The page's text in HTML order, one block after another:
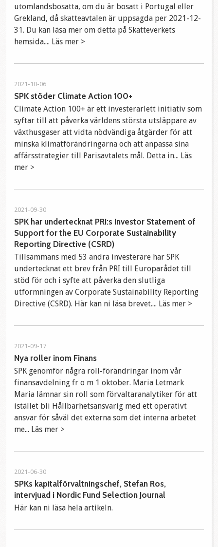
utomlandsbosatta, om du är bosatt i Portugal eller
Grekland, då skatteavtalen är uppsagda per 2021-12-
31. Du kan läsa mer om detta på Skatteverkets
hemsida.... Läs mer >
2021-10-06
SPK stöder Climate Action 100+
Climate Action 100+ är ett investerarlett initiativ som
syftar till att påverka världens största utsläppare av
växthusgaser att vidta nödvändiga åtgärder för att
minska klimatförändringarna och att anpassa sina
affärsstrategier till Parisavtalets mål. Detta in... Läs
mer >
2021-09-30
SPK har undertecknat PRI:s Investor Statement of
Support for the EU Corporate Sustainability
Reporting Directive (CSRD)
Tillsammans med 53 andra investerare har SPK
undertecknat ett brev från PRI till Europarådet till
stöd för och i syfte att påverka den slutliga
utformningen av Corporate Sustainability Reporting
Directive (CSRD). Här kan ni läsa brevet.... Läs mer >
2021-09-17
Nya roller inom Finans
SPK genomför några roll-förändringar inom vår
finansavdelning fr o m 1 oktober. Maria Letmark
Maria lämnar sin roll som förvaltaranalytiker för att
istället bli Hållbarhetsansvarig med ett operativt
ansvar för såväl det externa som det interna arbetet
me... Läs mer >
2021-06-30
SPKs kapitalförvaltningschef, Stefan Ros,
intervjuad i Nordic Fund Selection Journal
Här kan ni läsa hela artikeln.